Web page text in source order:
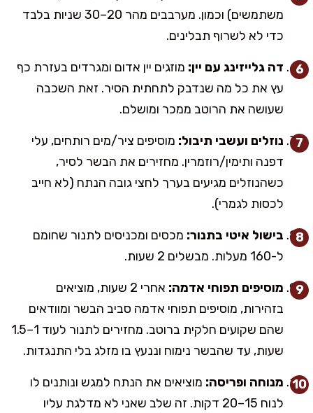
משתמשים) וכמון. מערבבים מהר 20–30 שניות בלבד
כדי לא לשרוף תבלינים.
דה גלייזינג עם יין: מוזגים יין אדום ומגרדים בעזרת כף
עץ את כל מה שנדבק לתחתית הסיר. זאת השכבה
שעושה את הרוטב ממכר ומושלם.
נוזלים ועשבי תיבול: מוסיפים ציר/מים רותחים, עלי
דפנה ותימין/רוזמרין. מחזירים את הבשר לסיר,
כשהנוזלים מגיעים בערך לחצי גובה הנתח (לא חייב
לכסות לגמרי).
בישול איטי בתנור: מכסים ומכניסים לתנור שחומם
ל-160 מעלות. מבשלים 2 שעות.
מוסיפים תפוחי אדמה:
אחרי 2 שעות, מוציאים
בזהירות, מוסיפים תפוחי אדמה סביב הבשר ומוודאים
שהם שקועים חלקית ברוטב. מחזירים לתנור לעוד 1–1.5
שעות, עד שהבשר נימוח וננעץ בו מזלג בלי התנגדות.
מנוחה ופריסה: מוציאים את הנתח למגש ונותנים לו
לנוח 15–20 דקות. זה שלב שאני לא מדלגת עליו